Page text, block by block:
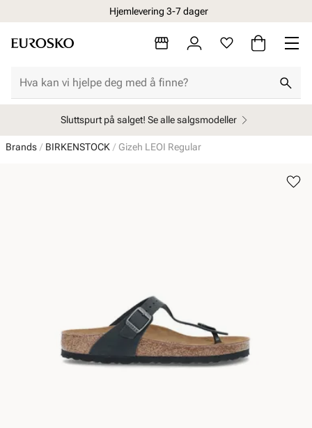
Hjemlevering 3-7 dager
Sluttspurt på salget! Se alle salgsmodeller
Brands BIRKENSTOCK Gizeh LEOI Regular